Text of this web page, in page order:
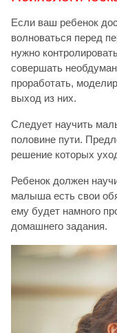
Если ваш ребенок
волноваться перед
нужно
совершать
проработать,
выход из них.
Следует научить
половине пути.
решение которых
Ребенок должен
малыша есть свои
ему будет намного
домашнего задания.